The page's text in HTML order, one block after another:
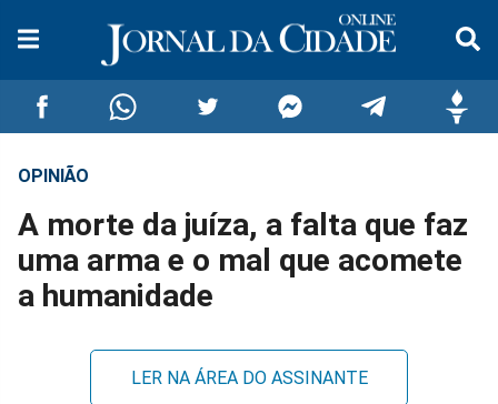
Compartilhar
no
Facebook
Compartilhar
no
Whatsapp
no
Twitter
no
no
no
OPINIÃO
A morte da juíza, a falta que faz
uma arma e o mal que acomete
a humanidade
LER NA ÁREA DO ASSINANTE